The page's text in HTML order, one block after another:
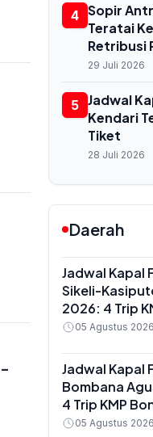
4 Sopir
Teratai
Retribusi
Dishub
29 Juli 2026
5 Jadwal
Kendari
Tiket
28 Juli 2026
Daerah
Jadwal Kapal
Sikeli-
2026: 4 Trip
Bontoharu
hingga
Golongan IX
05 Agustus 2026
Jadwal Kapal
Bombana
4 Trip KMP
Rincian Harga
05 Agustus 2026